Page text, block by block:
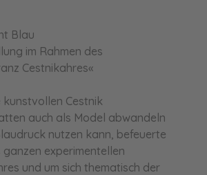
Blau
im Rahmen des
Cestnikahres«
kunstvollen Cestnik
auch als Model abwandeln
nutzen kann, befeuerte
ganzen experimentellen
und um sich thematisch der